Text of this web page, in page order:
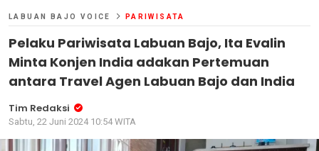
LABUAN BAJO VOICE PARIWISATA
Pelaku Pariwisata Labuan Bajo, Ita Evalin
Minta Konjen India adakan Pertemuan
antara Travel Agen Labuan Bajo dan India
Tim Redaksi
Sabtu, 22 Juni 2024 10:54 WITA